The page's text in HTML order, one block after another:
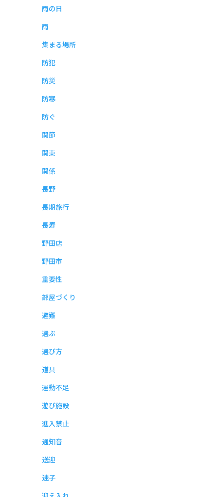
雨の日
雨
集まる場所
防犯
防災
防寒
防ぐ
関節
関東
関係
長野
長期旅行
長寿
野田店
野田市
重要性
部屋づくり
避難
選ぶ
選び方
道具
運動不足
遊び施設
進入禁止
通知音
送迎
迷子